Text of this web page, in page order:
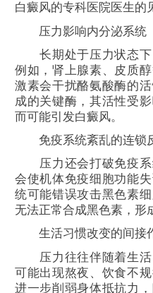
白癜风的专科医院医生的
压力影响内分泌系统
长期处于压力状态下
例如，肾上腺素、皮质
激素会干扰酪氨酸酶的
成的关键酶，其活性受
而可能引发白癜风。
免疫系统紊乱的连锁
压力还会打破免疫系
会使机体免疫细胞功能
统可能错误攻击黑色素
无法正常合成黑色素，形
生活习惯改变的间接
压力往往伴随着生活
可能出现熬夜、饮食不
进一步削弱身体抵抗力